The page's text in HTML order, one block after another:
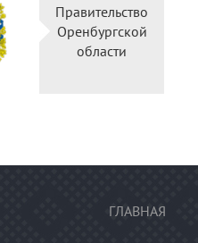
ГЛАВНАЯ